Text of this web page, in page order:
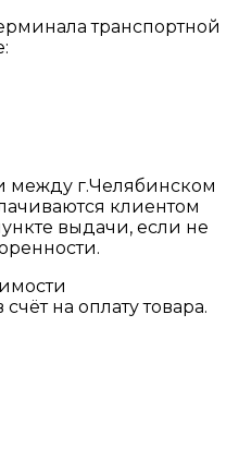
транспортной
между г.Челябинском
клиентом
выдачи, если не
на оплату товара.